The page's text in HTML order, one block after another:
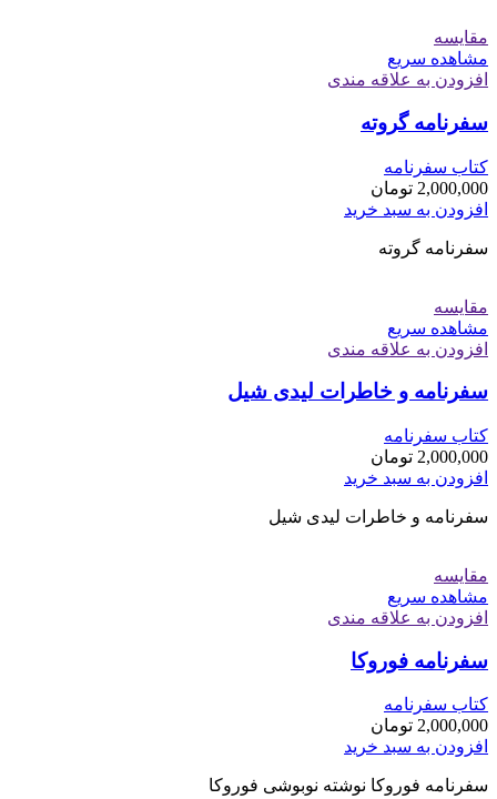
مقایسه
مشاهده سریع
افزودن به علاقه مندی
سفرنامه گروته
کتاب سفرنامه
2,000,000 تومان
افزودن به سبد خرید
سفرنامه گروته
مقایسه
مشاهده سریع
افزودن به علاقه مندی
سفرنامه و خاطرات لیدی شیل
کتاب سفرنامه
2,000,000 تومان
افزودن به سبد خرید
سفرنامه و خاطرات لیدی شیل
مقایسه
مشاهده سریع
افزودن به علاقه مندی
سفرنامه فوروکا
کتاب سفرنامه
2,000,000 تومان
افزودن به سبد خرید
سفرنامه فوروکا نوشته نوبوشی فوروکا